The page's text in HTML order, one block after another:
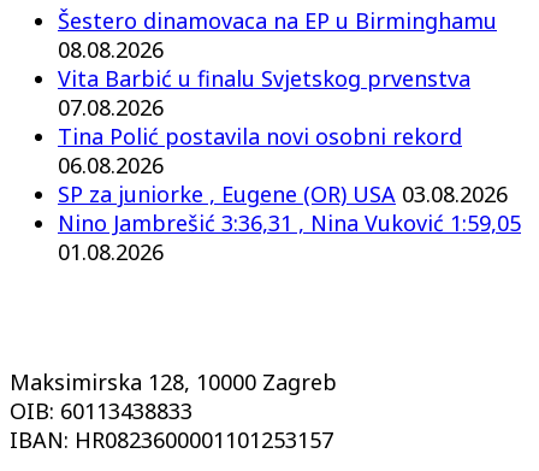
Šestero dinamovaca na EP u Birminghamu
08.08.2026
Vita Barbić u finalu Svjetskog prvenstva
07.08.2026
Tina Polić postavila novi osobni rekord
06.08.2026
SP za juniorke , Eugene (OR) USA 03.08.2026
Nino Jambrešić 3:36,31 , Nina Vuković 1:59,05
01.08.2026
Maksimirska 128, 10000 Zagreb
OIB: 60113438833
IBAN: HR0823600001101253157